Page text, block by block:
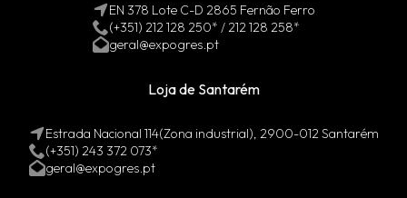
EN 378 Lote C-D 2865 Fernão Ferro
(+351) 212 128 250* / 212 128 258*
geral@expogres.pt
Loja de Santarém
Estrada Nacional 114(Zona industrial), 2900-012 Santarém
(+351) 243 372 073*
geral@expogres.pt